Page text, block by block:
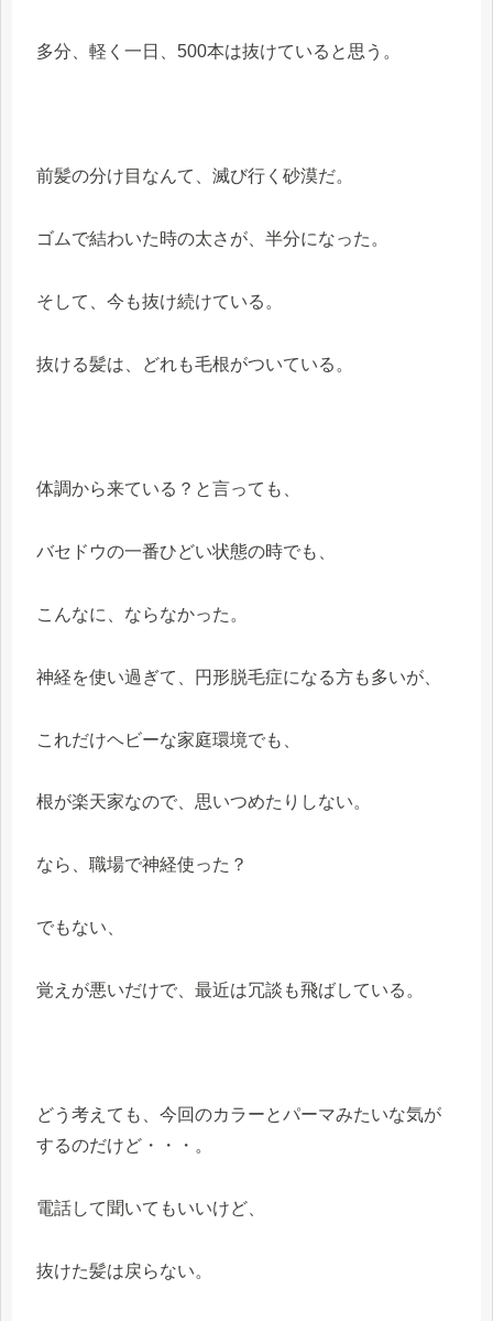
多分、軽く一日、500本は抜けていると思う。
前髪の分け目なんて、滅び行く砂漠だ。
ゴムで結わいた時の太さが、半分になった。
そして、今も抜け続けている。
抜ける髪は、どれも毛根がついている。
体調から来ている？と言っても、
バセドウの一番ひどい状態の時でも、
こんなに、ならなかった。
神経を使い過ぎて、円形脱毛症になる方も多いが、
これだけヘビーな家庭環境でも、
根が楽天家なので、思いつめたりしない。
なら、職場で神経使った？
でもない、
覚えが悪いだけで、最近は冗談も飛ばしている。
どう考えても、今回のカラーとパーマみたいな気が
するのだけど・・・。
電話して聞いてもいいけど、
抜けた髪は戻らない。